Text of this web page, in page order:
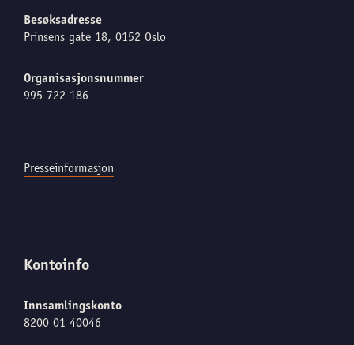
Besøksadresse
Prinsens gate 18, 0152 Oslo
Organisasjonsnummer
995 722 186
Presseinformasjon
Kontoinfo
Innsamlingskonto
8200 01 40046